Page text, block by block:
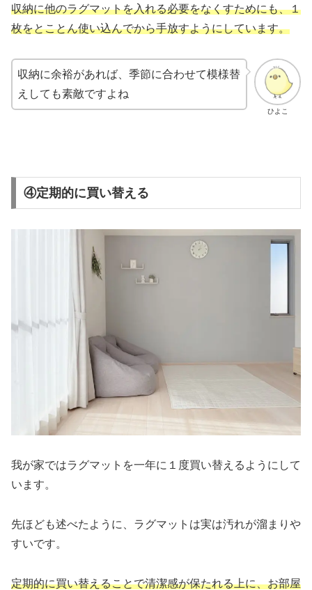
収納に他のラグマットを入れる必要をなくすためにも、１
枚をとことん使い込んでから手放すようにしています。
ひよこ
収納に余裕があれば、 季節に合わせて模様替
えしても素敵ですよね
④定期的に買い替える
我が家ではラグマットを一年に１度買い替えるようにして
います。
先ほども述べたように、 ラグマットは実は汚れが溜まりや
すいです。
定期的に買い替えることで清潔感が保たれる上に、お部屋